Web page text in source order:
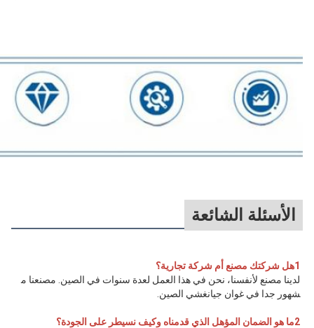
الأسئلة الشائعة
1هل شركتك مصنع أم شركة تجارية؟
لدينا مصنع لأنفسنا، نحن في هذا العمل لعدة سنوات في الصين. مصنعنا م
شهور جدا في غوان جيانغشي الصين.
2ما هو الضمان المؤهل الذي قدمناه وكيف نسيطر على الجودة؟